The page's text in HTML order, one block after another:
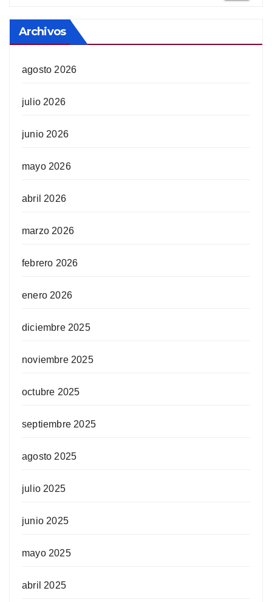
Archivos
agosto 2026
julio 2026
junio 2026
mayo 2026
abril 2026
marzo 2026
febrero 2026
enero 2026
diciembre 2025
noviembre 2025
octubre 2025
septiembre 2025
agosto 2025
julio 2025
junio 2025
mayo 2025
abril 2025